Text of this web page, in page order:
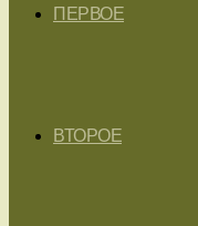
ПЕРВОЕ
ВТОРОЕ